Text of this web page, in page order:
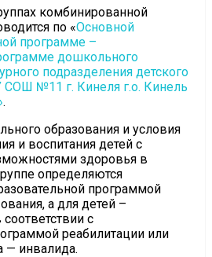
комбинированной
по «Основной
программе –
дошкольного
подразделения детского
СОШ №11 г. Кинеля г.о. Кинель
.
образования и условия
и воспитания детей с
здоровья в
определяются
программой
а для детей –
с
реабилитации или
— инвалида.